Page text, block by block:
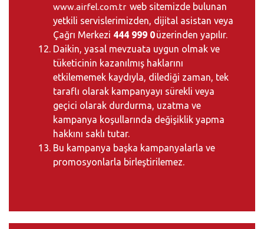
www.airfel.com.tr web sitemizde bulunan
yetkili servislerimizden, dijital asistan veya
Çağrı Merkezi 444 999 0üzerinden yapılır.
Daikin, yasal mevzuata uygun olmak ve
tüketicinin kazanılmış haklarını
etkilememek kaydıyla, dilediği zaman, tek
taraflı olarak kampanyayı sürekli veya
geçici olarak durdurma, uzatma ve
kampanya koşullarında değişiklik yapma
hakkını saklı tutar.
Bu kampanya başka kampanyalarla ve
promosyonlarla birleştirilemez.